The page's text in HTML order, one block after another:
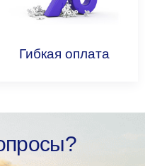
Гибкая оплата